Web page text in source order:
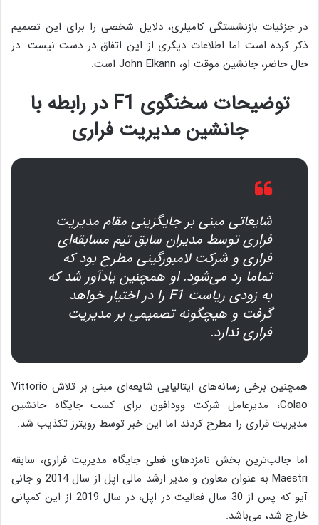
در جزئیات بازنشستگی کامیلری، دلایل شخصی را برای این تصمیم
ذکر کرده است اما اطلاعات دیگری از این اتفاق در دست نیست. در
حال حاضر، جانشین موقت او، John Elkann است.
توضیحات سخنگوی F1 در رابطه با
جانشین مدیریت فراری
شایعاتی مبنی بر جایگزینی مقام مدیریت
فراری توسط مدیران سابق تیم مسابقه‌ای
فراری و شرکت لامبورگینی مطرح بود که
تماما رد می‌شود. او همچنین یادآور شد که
به زودی ریاست F1 را در اختیار خواهد
گرفت و هیچگونه تصمیمی بر مدیریت
فراری ندارد.
همچنین برخی رسانه‌های ایتالیایی شایعه‌ای مبنی بر تلاش Vittorio
Colao، مدیرعامل شرکت وودافون برای کسب جایگاه جانشین
مدیریت فراری را مطرح کردند اما این خبر توسط رویترز تکذیب شد.
اما جالب‌ترین بخش نامزدهای فعلی جایگاه مدیریت فراری، سابقه
Maestri به عنوان معاون و مدیر ارشد مالی اپل از سال 2014 و جانی
آیو که پس از 30 سال فعالیت در اپل، در سال 2019 از این کمپانی
خارج شد، می‌باشد.